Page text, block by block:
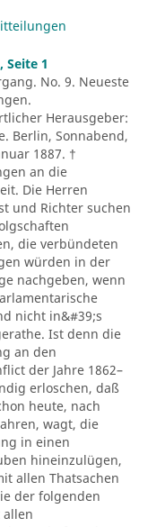
Seite 1
No. 9. Neueste
Herausgeber:
Berlin, Sonnabend,
1887. †
an die
Die Herren
und Richter suchen
die verbündeten
würden in der
nachgeben, wenn
nicht in&#39;s
Ist denn die
an den
der Jahre 1862–
erloschen, daß
heute, nach
wagt, die
in einen
hineinzulügen,
allen Thatsachen
der folgenden
allen